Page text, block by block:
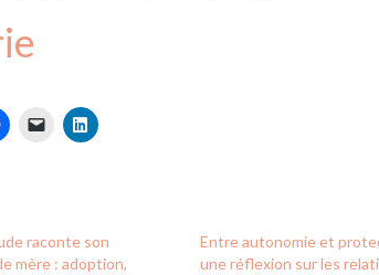
raconte son
mère : adoption,
Entre autonomie et
une réflexion sur les